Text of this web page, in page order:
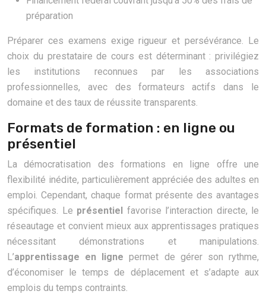
préparation
Préparer ces examens exige rigueur et persévérance. Le
choix du prestataire de cours est déterminant : privilégiez
les institutions reconnues par les associations
professionnelles, avec des formateurs actifs dans le
domaine et des taux de réussite transparents.
Formats de formation : en ligne ou
présentiel
La démocratisation des formations en ligne offre une
flexibilité inédite, particulièrement appréciée des adultes en
emploi. Cependant, chaque format présente des avantages
spécifiques. Le présentiel favorise l’interaction directe, le
réseautage et convient mieux aux apprentissages pratiques
nécessitant démonstrations et manipulations.
L’apprentissage en ligne permet de gérer son rythme,
d’économiser le temps de déplacement et s’adapte aux
emplois du temps contraints.